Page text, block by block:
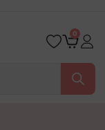
0